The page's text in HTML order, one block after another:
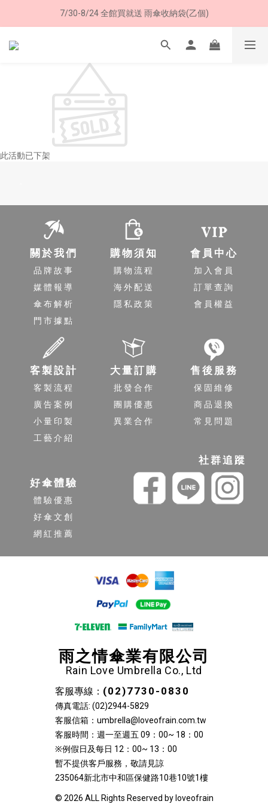
加入LINE好友➤領購物金50元 (現領現用)
7/30-8/24 全館買就送 雨傘收納袋(乙個)
加入LINE好友➤領購物金50元 (現領現用)
此活動已下架
關於我們
品牌故事
媒體報導
傘布解析
門市據點
購物須知
購物流程
海外配送
隱私政策
會員中心
加入會員
訂單查詢
會員權益
客製設計
客製流程
廣告案例
小量印製
工藝介紹
大量訂購
批發合作
團購優惠
異業合作
售後服務
保固維修
商品退換
常見問題
好傘體驗
體驗優惠
好傘文創
網紅推薦
社群追蹤
雨之情傘業有限公司
Rain Love Umbrella Co., Ltd
客服專線： (02)7730-0830
傳真電話: (02)2944-5829
客服信箱：umbrella@loveofrain.com.tw
客服時間：週一至週五 09：00~ 18：00
※例假日及每日 12：00~ 13：00
暫不提供客戶服務，敬請見諒
235064新北市中和區保健路10巷10號1樓
© 2026 ALL Rights Reserved by loveofrain